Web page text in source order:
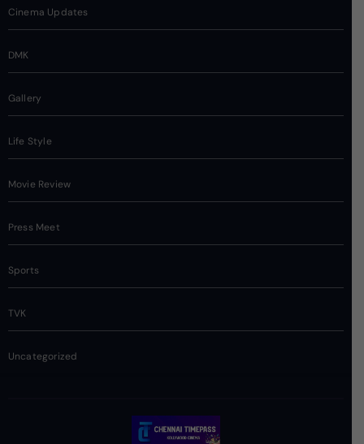
Cinema Updates
DMK
Gallery
Life Style
Movie Review
Press Meet
Sports
TVK
Uncategorized